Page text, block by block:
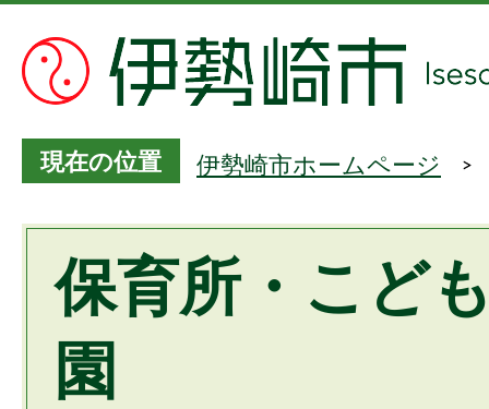
現在の位置 伊勢崎市ホームページ
保育所・こど
園